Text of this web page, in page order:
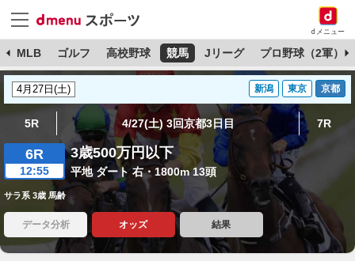
dメニュー
MLB ゴルフ 高校野球 競馬 Jリーグ プロ野球（2軍）
新潟 東京 京都
5R 4/27(土) 3回京都3日目 7R
6R
12:55
3歳500万円以下
平地 ダート 右・1800m 13頭
サラ系 3歳 馬齢
データ分析 オッズ 結果